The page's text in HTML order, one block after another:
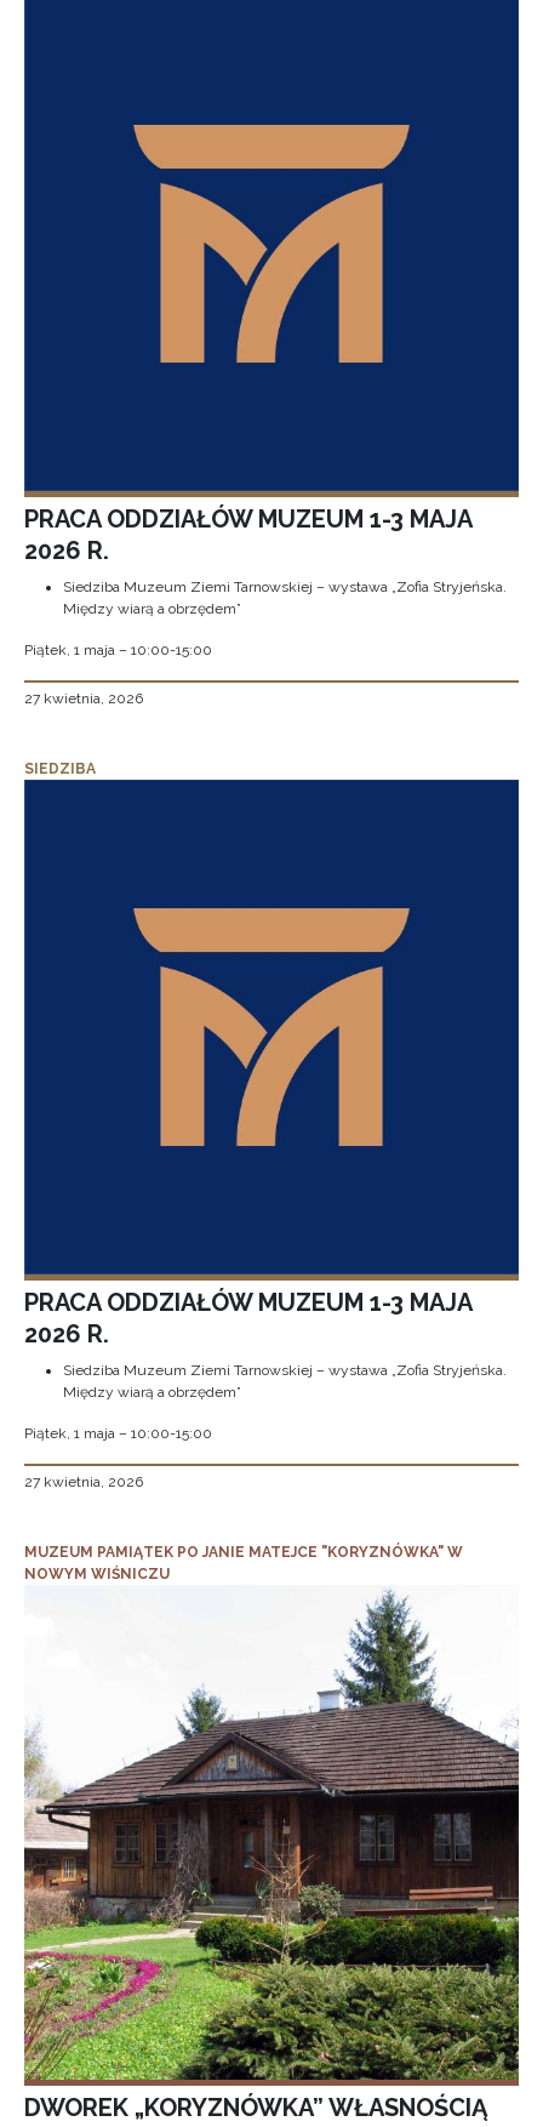
PRACA ODDZIAŁÓW MUZEUM 1-3 MAJA
2026 R.
Siedziba Muzeum Ziemi Tarnowskiej – wystawa „Zofia Stryjeńska.
Między wiarą a obrzędem”
Piątek, 1 maja – 10:00-15:00
27 kwietnia, 2026
SIEDZIBA
PRACA ODDZIAŁÓW MUZEUM 1-3 MAJA
2026 R.
Siedziba Muzeum Ziemi Tarnowskiej – wystawa „Zofia Stryjeńska.
Między wiarą a obrzędem”
Piątek, 1 maja – 10:00-15:00
27 kwietnia, 2026
MUZEUM PAMIĄTEK PO JANIE MATEJCE "KORYZNÓWKA" W
NOWYM WIŚNICZU
DWOREK „KORYZNÓWKA” WŁASNOŚCIĄ